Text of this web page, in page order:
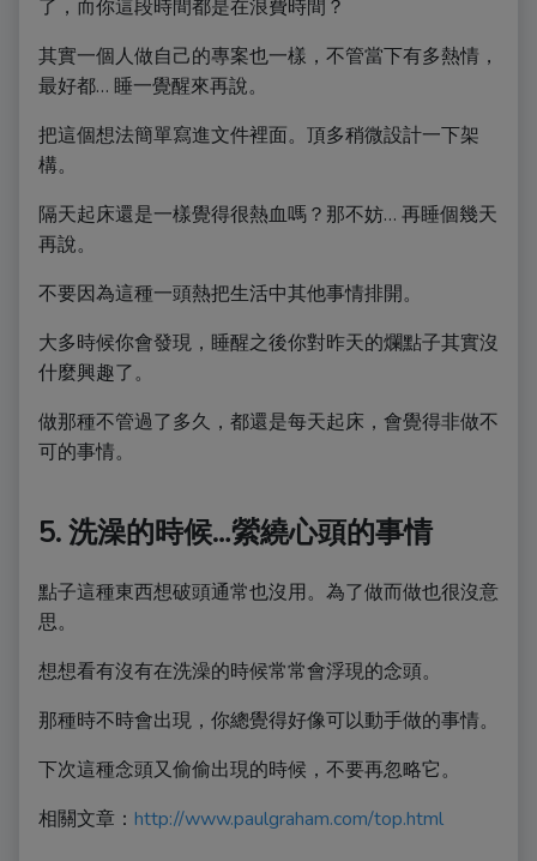
了，而你這段時間都是在浪費時間？
其實一個人做自己的專案也一樣，不管當下有多熱情，
最好都… 睡一覺醒來再說。
把這個想法簡單寫進文件裡面。頂多稍微設計一下架
構。
隔天起床還是一樣覺得很熱血嗎？那不妨… 再睡個幾天
再說。
不要因為這種一頭熱把生活中其他事情排開。
大多時候你會發現，睡醒之後你對昨天的爛點子其實沒
什麼興趣了。
做那種不管過了多久，都還是每天起床，會覺得非做不
可的事情。
5. 洗澡的時候…縈繞心頭的事情
點子這種東西想破頭通常也沒用。為了做而做也很沒意
思。
想想看有沒有在洗澡的時候常常會浮現的念頭。
那種時不時會出現，你總覺得好像可以動手做的事情。
下次這種念頭又偷偷出現的時候，不要再忽略它。
相關文章： http://www.paulgraham.com/top.html